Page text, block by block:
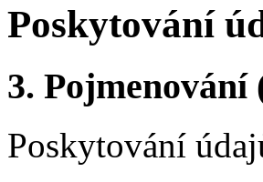
Poskytování
3. Pojmenování
Poskytování